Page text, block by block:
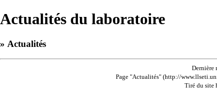
Actualités du laboratoire
» Actualités
Dernière
Page "Actualités" (http://
Tiré du site